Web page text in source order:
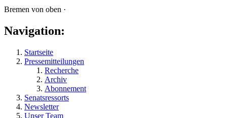
Bremen von oben ·
Navigation:
Startseite
Pressemitteilungen
Recherche
Archiv
Abonnement
Senatsressorts
Newsletter
Unser Team